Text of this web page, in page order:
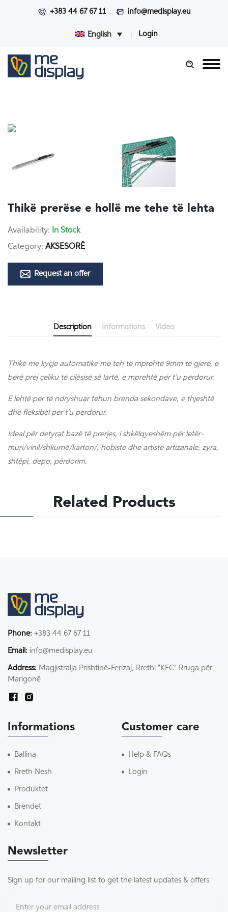
+383 44 67 67 11 info@medisplay.eu
English Login
Thikë prerëse e hollë me tehe të lehta
Availability:
In Stock
Category: AKSESORË
Request an offer
Description Informations Video
Thikë me kyçje automatike me teh të mprehtë 9mm të gjerë, e
bërë prej çeliku të cilësisë së lartë, e mprehtë për t’u përdorur.
E lehtë për të ndryshuar tehun brenda sekondave, e thjeshtë
dhe fleksibël për t’u përdorur.
Ideal për detyrat bazë të prerjes, i shkëlqyeshëm për letër-
muri/vinil/shkumë/karton/, hobiste dhe artistë artizanale, zyra,
shtëpi, depo, përdorim.
Related Products
Phone: +383 44 67 67 11
Email: info@medisplay.eu
Address: Magjistralja Prishtinë-Ferizaj, Rrethi "KFC" Rruga për
Marigonë
Informations
Ballina
Rreth Nesh
Produktet
Brendet
Kontakt
Customer care
Help & FAQs
Login
Newsletter
Sign up for our mailing list to get the latest updates & offers